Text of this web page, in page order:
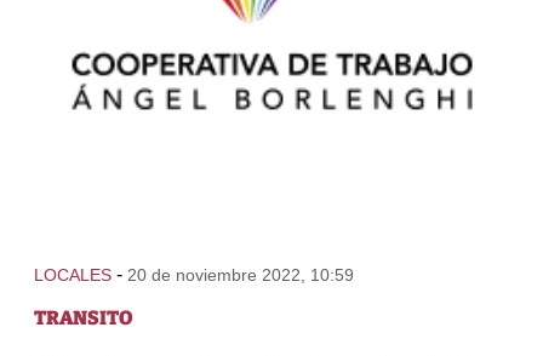
LOCALES - 20 de noviembre 2022, 10:59
TRANSITO